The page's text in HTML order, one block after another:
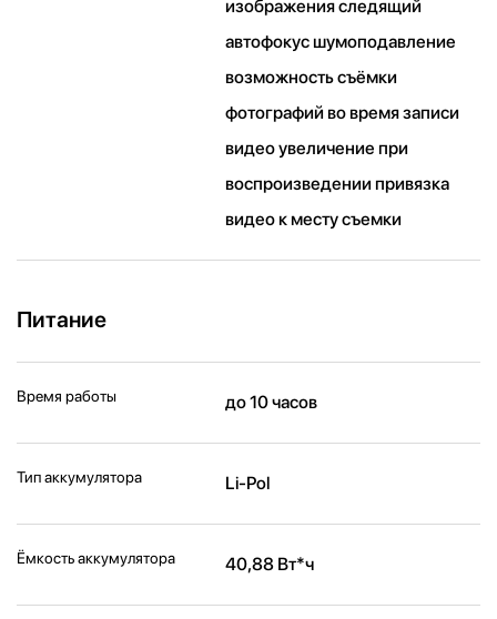
изображения следящий
автофокус шумоподавление
возможность съёмки
фотографий во время записи
видео увеличение при
воспроизведении привязка
видео к месту съемки
Питание
Время работы до 10 часов
Тип аккумулятора Li-Pol
Ёмкость аккумулятора 40,88 Вт*ч